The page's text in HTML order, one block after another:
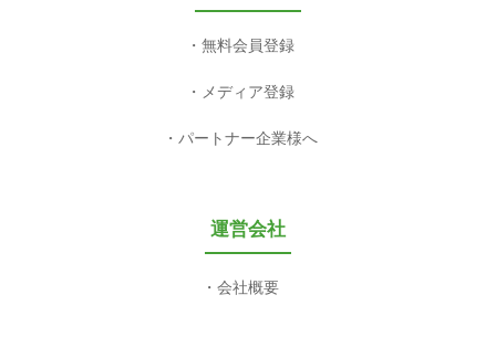
無料会員登録
メディア登録
パートナー企業様へ
運営会社
会社概要